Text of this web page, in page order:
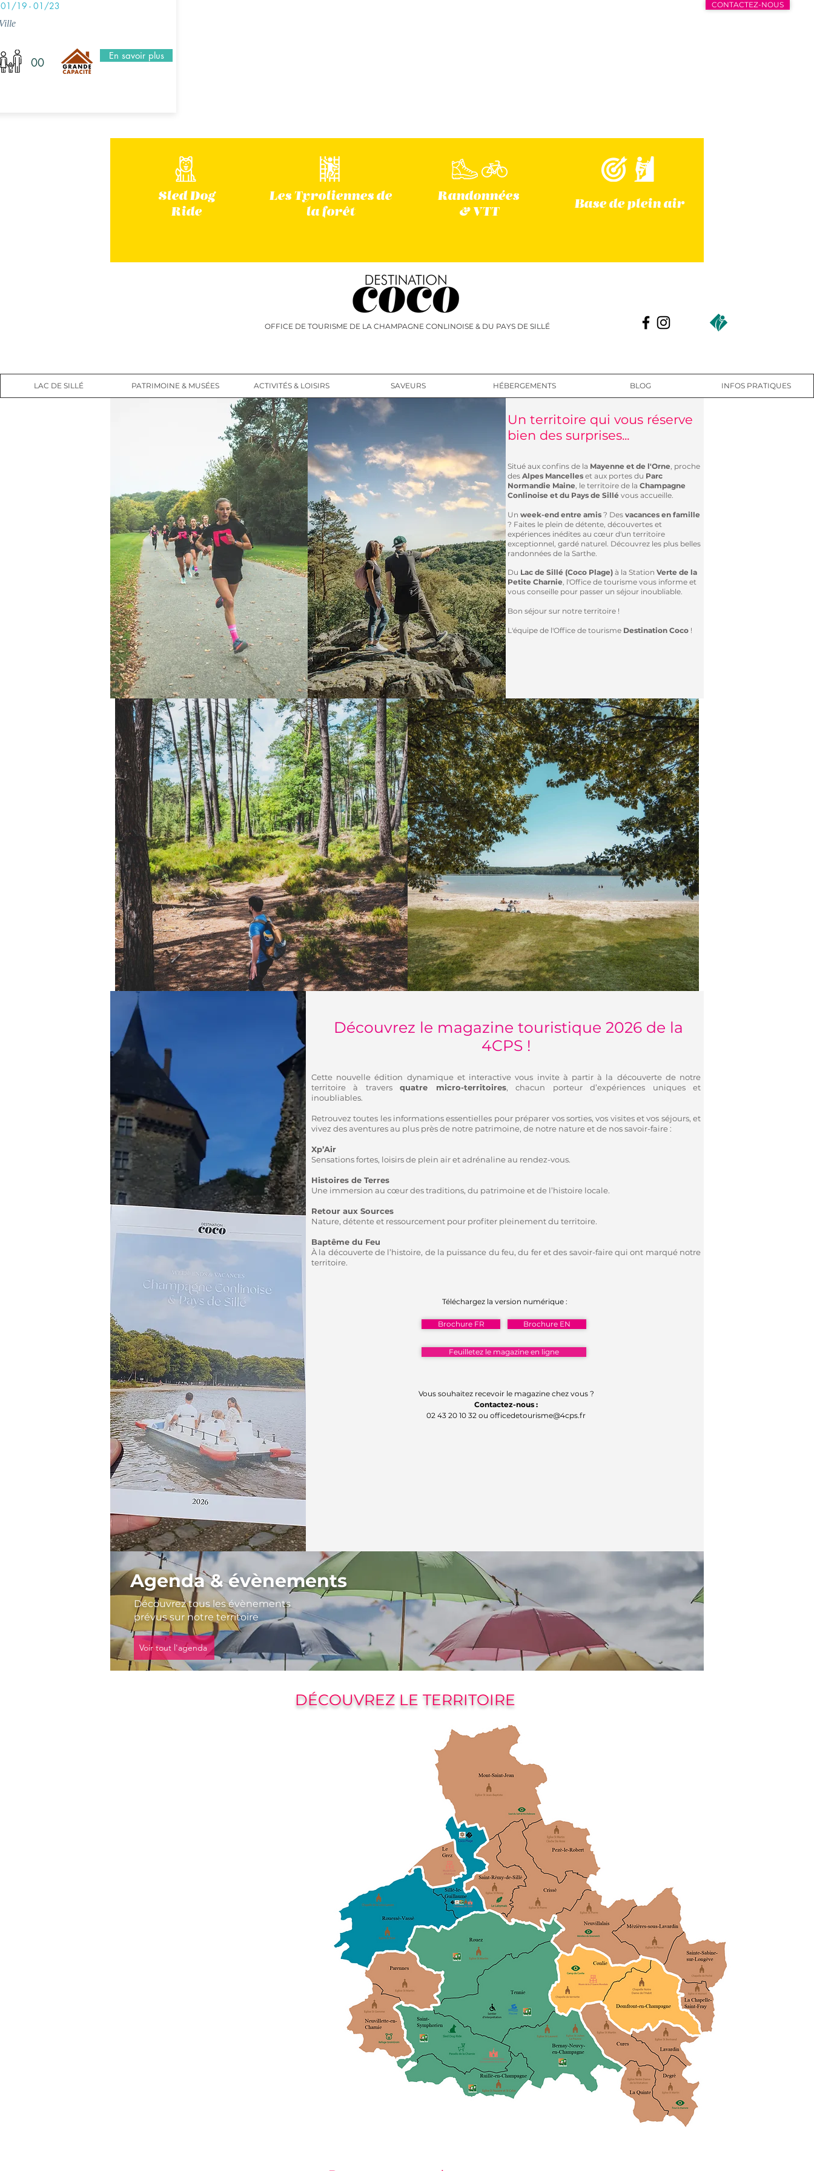
CONTACTEZ-NOUS
01/19 - 01/23
00 En savoir plus
Sled Dog
Ride
Les Tyroliennes de
la forêt
Randonnées
& VTT
Base de plein air
OFFICE DE TOURISME DE LA CHAMPAGNE CONLINOISE & DU PAYS DE SILLÉ
LAC DE SILLÉ PATRIMOINE & MUSÉES ACTIVITÉS & LOISIRS SAVEURS HÉBERGEMENTS BLOG INFOS PRATIQUES
Un territoire qui vous réserve
bien des surprises...
Situé aux confins de la Mayenne et de l'Orne, proche
des Alpes Mancelles et aux portes du Parc
Normandie Maine, le territoire de la Champagne
Conlinoise et du Pays de Sillé vous accueille.
Un week-end entre amis ? Des vacances en famille
? Faites le plein de détente, découvertes et
expériences inédites au cœur d'un territoire
exceptionnel, gardé naturel. Découvrez les plus belles
randonnées de la Sarthe.
Du Lac de Sillé (Coco Plage) à la Station Verte de la
Petite Charnie, l'Office de tourisme vous informe et
vous conseille pour passer un séjour inoubliable.
Bon séjour sur notre territoire !
L'équipe de l'Office de tourisme Destination Coco !
Découvrez le magazine touristique 2026 de la
4CPS !
Cette nouvelle édition dynamique et interactive vous invite à partir à la découverte de notre
territoire à traversquatre micro-territoires, chacun porteur d’expériences uniques et
inoubliables.
Retrouvez toutes les informations essentielles pour préparer vos sorties, vos visites et vos séjours, et
vivez des aventures au plus près de notre patrimoine, de notre nature et de nos savoir-faire :
Xp’Air
Sensations fortes, loisirs de plein air et adrénaline au rendez-vous.
Histoires de Terres
Une immersion au cœur des traditions, du patrimoine et de l’histoire locale.
Retour aux Sources
Nature, détente et ressourcement pour profiter pleinement du territoire.
Baptême du Feu
À la découverte de l’histoire, de la puissance du feu, du fer et des savoir-faire qui ont marqué notre
territoire.
Téléchargez la version numérique :
Brochure FR Brochure EN
Feuilletez le magazine en ligne
Vous souhaitez recevoir le magazine chez vous ?
Contactez-nous :
02 43 20 10 32 ou officedetourisme@4cps.fr
Agenda & évènements
Découvrez tous les évènements
prévus sur notre territoire
Voir tout l'agenda
DÉCOUVREZ LE TERRITOIRE